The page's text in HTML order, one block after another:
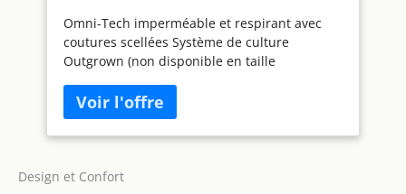
mois
Omni-Tech imperméable et respirant avec
coutures scellées Système de culture
Outgrown (non disponible en taille
périphérique de la capuche Capuche
amovible et réglable Élastique à la taille
Poches zippées sur la poitrine et les mains
Poignets confortables
Design et Confort